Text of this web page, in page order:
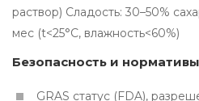
раствор) Сладость: 30–50%
мес (t<25°C, влажность<60%)
Безопасность и нормативы
GRAS статус (FDA),